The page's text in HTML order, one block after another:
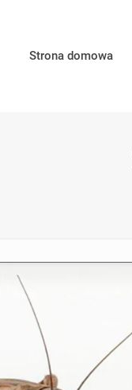
Strona domowa